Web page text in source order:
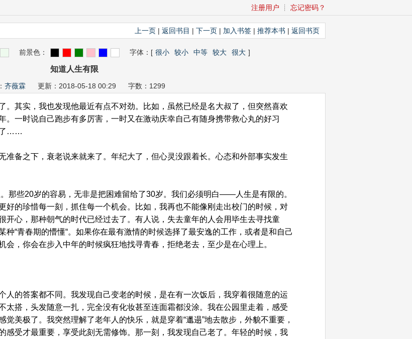
注册用户 ┊ 忘记密码？
上一页| 返回书目 | 下一页| 加入书签| 推荐本书 | 返回书页
前景色： 字体： [ 很小 较小 中等 较大 很大 ]
知道人生有限
齐薇霖 更新：2018-05-18 00:29 字数：1299
其实，我也发现他最近有点不对劲。比如，虽然已经是名大叔了，但突然喜欢
。一时说自己跑步有多厉害，一时又在激动庆幸自己有随身携带救心丸的好习
了……
备之下，衰老说来就来了。年纪大了，但心灵没跟着长。心态和外部事实发生
那些20岁的容易，无非是把困难留给了30岁。我们必须明白——人生是有限的。
好的珍惜每一刻，抓住每一个机会。比如，我再也不能像刚走出校门的时候，对
开心，那种朝气的时代已经过去了。有人说，失去童年的人会用毕生去寻找童
“青春期的懵懂“。如果你在最有激情的时候选择了最安逸的工作，或者是和自己
，你会在步入中年的时候疯狂地找寻青春，拒绝老去，至少是在心理上。
的答案都不同。我发现自己变老的时候，是在有一次饭后，我穿着很随意的运
太搭，头发随意一扎，完全没有化妆甚至连面霜都没涂。我在公园里走着，感受
美极了。我突然理解了老年人的快乐，就是穿着“邋遢”地去散步，外貌不重要，
感受才最重要，享受此刻无需修饰。那一刻，我发现自己老了。年轻的时候，我